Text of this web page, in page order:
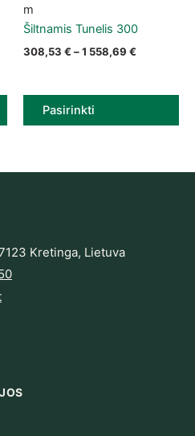
Šiltnamis Tunelis 300
m
308,53 € –1 558,69 €
Pasirinkti
Kretinga, Lietuva